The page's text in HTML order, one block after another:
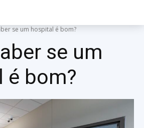
se um hospital é bom?
se um
é bom?